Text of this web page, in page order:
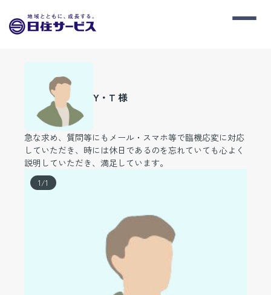
Y・T 様
急な求め、質問等にもメール・スマホ等で臨機応変に対応
していただき、時には休日であるのを忘れていても心よく
説明していただき、満足しています。
1/1